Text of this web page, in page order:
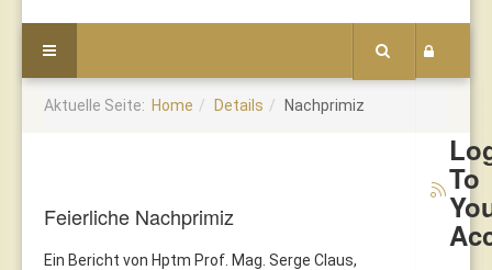
To
Aktuelle Seite: Home Details Nachprimiz
Feierliche Nachprimiz
Ein Bericht von Hptm Prof. Mag. Serge Claus,